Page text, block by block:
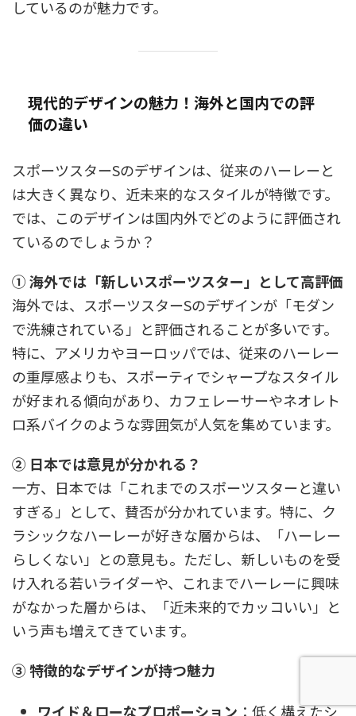
しているのが魅力です。
現代的デザインの魅力！海外と国内での評
価の違い
スポーツスターSのデザインは、従来のハーレーと
は大きく異なり、近未来的なスタイルが特徴です。
では、このデザインは国内外でどのように評価され
ているのでしょうか？
① 海外では「新しいスポーツスター」として高評価
海外では、スポーツスターSのデザインが「モダン
で洗練されている」と評価されることが多いです。
特に、アメリカやヨーロッパでは、従来のハーレー
の重厚感よりも、スポーティでシャープなスタイル
が好まれる傾向があり、カフェレーサーやネオレト
ロ系バイクのような雰囲気が人気を集めています。
② 日本では意見が分かれる？
一方、日本では「これまでのスポーツスターと違い
すぎる」として、賛否が分かれています。特に、ク
ラシックなハーレーが好きな層からは、「ハーレー
らしくない」との意見も。ただし、新しいものを受
け入れる若いライダーや、これまでハーレーに興味
がなかった層からは、「近未来的でカッコいい」と
いう声も増えてきています。
③ 特徴的なデザインが持つ魅力
ワイド＆ローなプロポーション ：低く構えたシ